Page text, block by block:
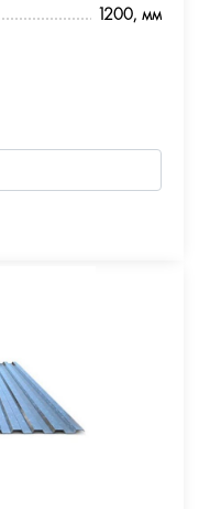
1200, мм